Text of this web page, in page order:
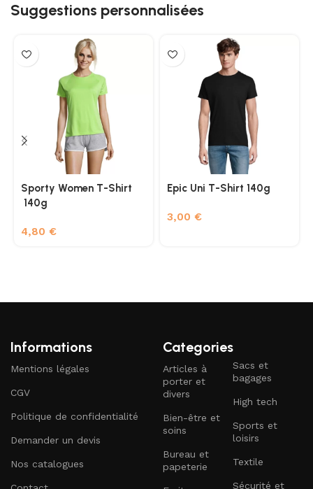
Suggestions personnalisées
Sporty Women T-Shirt
140g
4,80 €
Epic Uni T-Shirt 140g
3,00 €
Informations
Mentions légales
CGV
Politique de confidentialité
Demander un devis
Nos catalogues
Categories
Articles à
porter et
divers
Bien-être et
soins
Bureau et
papeterie
Sacs et
bagages
High tech
Sports et
loisirs
Textile
Sécurité et